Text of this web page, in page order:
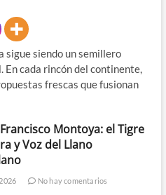
sigue siendo un semillero
cada rincón del continente,
frescas que fusionan
Montoya: el Tigre
y Voz del Llano
No hay comentarios